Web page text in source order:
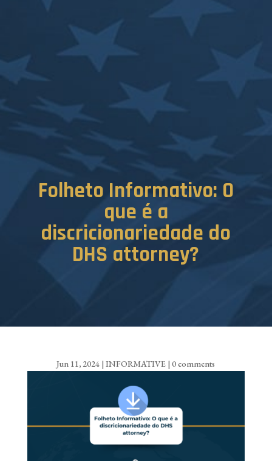
Folheto Informativo: O
que é a
discricionariedade do
DHS attorney?
Jun 11, 2024 |INFORMATIVE |0 comments